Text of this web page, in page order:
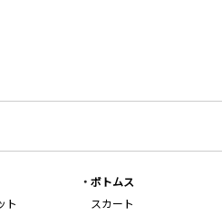
ト
ボトムス
スカート